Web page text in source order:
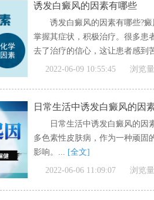
诱发白癜风的因素有哪些
诱发白癜风的因素有哪些?
掌握其症状，积极治疗。很多患
去了治疗的信心，这让患者感到
2022-06-09 10:55:45 浏览
日常生活中诱发白癜风的因
日常生活中诱发白癜风的因
多色素性皮肤病，作为一种顽固
影响。... [全文]
2022-06-06 11:09:07 浏览